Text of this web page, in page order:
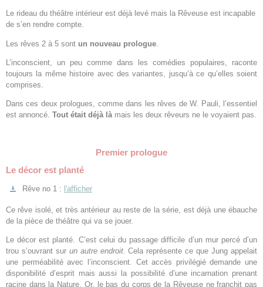
Le rideau du théâtre intérieur est déjà levé mais la Rêveuse est incapable
de s’en rendre compte.
Les rêves 2 à 5 sont un nouveau prologue
L’inconscient, un peu comme dans les comédies populaires, raconte
toujours la même histoire avec des variantes, jusqu’à ce qu’elles soient
comprises.
Dans ces deux prologues, comme dans les rêves de W. Pauli, l’essentiel
est annoncé. Tout était déjà làmais les deux rêveurs ne le voyaient pas.
Premier prologue
Le décor est planté
Rêve no 1 : l'afficher
Ce rêve isolé, et très antérieur au reste de la série, est déjà une ébauche
de la pièce de théâtre qui va se jouer.
Le décor est planté. C’est celui du passage difficile d’un mur percé d’un
trou s’ouvrant sur un autre endroit. Cela représente ce que Jung appelait
une perméabilité avec l’inconscient. Cet accès privilégié demande une
disponibilité d’esprit mais aussi la possibilité d’une incarnation prenant
racine dans la Nature. Or, le bas du corps de la Rêveuse ne franchit pas